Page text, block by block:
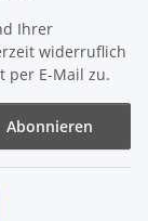
Ihrer
widerruflich
per E-Mail zu.
Abonnieren